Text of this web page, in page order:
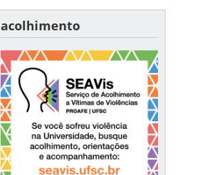
acolhimento